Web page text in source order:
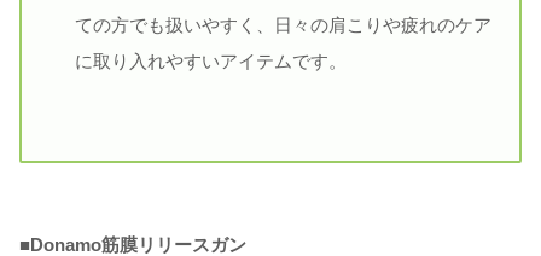
ての方でも扱いやすく、日々の肩こりや疲れのケア
に取り入れやすいアイテムです。
■Donamo筋膜リリースガン